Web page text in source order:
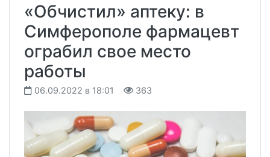
«Обчистил» аптеку: в
Симферополе фармацевт
ограбил свое место
работы
06.09.2022 в 18:01 363